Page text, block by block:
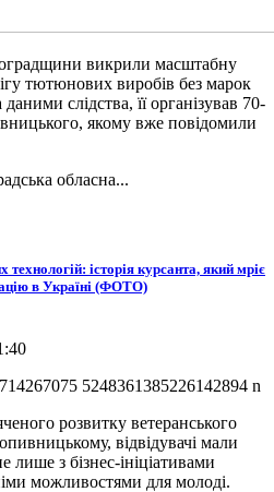
викрили масштабну
тютюнових виробів без марок
слідства, її організував 70-
якому вже повідомили
обласна...
технологій: історія курсанта, який мріє
в Україні (ФОТО)
розвитку ветеранського
відвідувачі мали
лише з бізнес-ініціативами
можливостями для молоді.